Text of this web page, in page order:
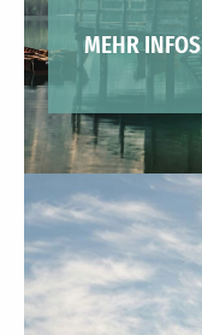
MEHR INFOS